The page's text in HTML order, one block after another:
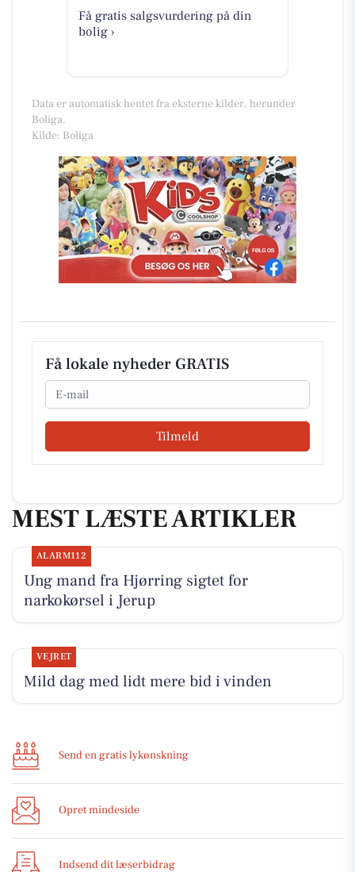
Få gratis salgsvurdering på din
bolig ›
Data er automatisk hentet fra eksterne kilder, herunder
Boliga.
Kilde: Boliga
Få lokale nyheder GRATIS
Email
Tilmeld
MEST LÆSTE ARTIKLER
ALARM112
Ung mand fra Hjørring sigtet for
narkokørsel i Jerup
VEJRET
Mild dag med lidt mere bid i vinden
Send en gratis lykønskning
Opret mindeside
Indsend dit læserbidrag